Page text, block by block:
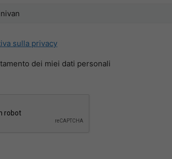
sulla privacy
dei miei dati personali